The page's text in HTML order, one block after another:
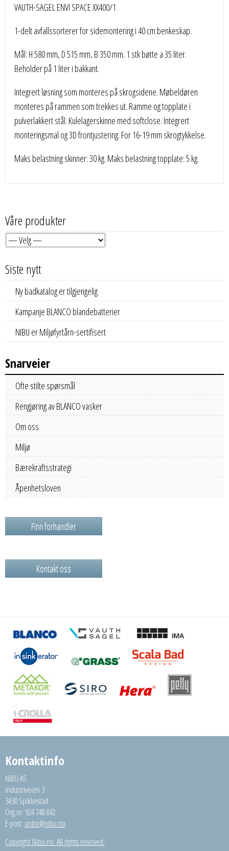
VAUTH-SAGEL ENVI SPACE XX400/1
1-delt avfallssorterer for sidemontering i 40 cm benkeskap.
Mål: H 580 mm, D 515 mm, B 350 mm. 1 stk bøtte a 35 liter.
Beholder på 1 liter i bakkant.
Integrert løsning som monteres på skrogsidene. Møbeldøren
monteres på rammen som trekkes ut. Ramme og topplate i
pulverlakkert stål. Kulelagerskinne med softclose. Integrert
monteringsmal og 3D frontjustering. For 16-19 mm skrogtykkelse.
Maks belastning skinner: 30 kg. Maks belastning topplate: 5 kg.
Våre produkter
Siste nytt
Ny badkatalog er tilgjengelig
Kampanje BLANCO blandebatterier
NIBU er Miljøfyrtårn-sertifisert
Snarveier
Ofte stilte spørsmål
Rengjøring av BLANCO vasker
Om oss
Miljø
Bærekraftsstrategi
Åpenhetsloven
Finn forhandler
Kontakt oss
Kontaktinfo
NIBU AS
Industriveien 3
3430 Spikkestad
Org.nr: 924 748 842
E-post: ordre@nibu.no
Copyright Nibu.no. All rights reserved.